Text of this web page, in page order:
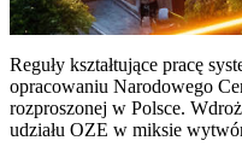
Reguły kształtujące pracę
opracowaniu Narodowego
rozproszonej w Polsce.
udziału OZE w miksie